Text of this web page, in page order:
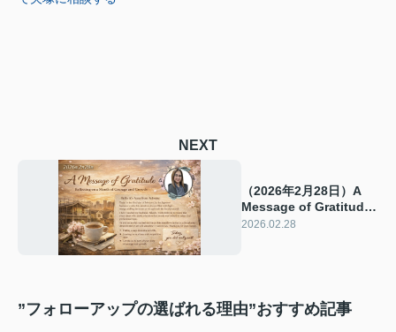
NEXT
（2026年2月28日）A
Message of Gratitude:
Reflecting on a Month
2026.02.28
”フォローアップの選ばれる理由”おすすめ記事